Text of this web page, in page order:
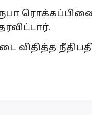
ரூபா
விதித்த